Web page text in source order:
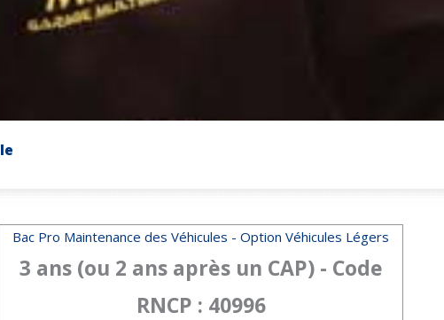
Bac Pro Maintenance des Véhicules - Option Véhicules Légers
3 ans (ou 2 ans après un CAP) - Code
RNCP : 40996